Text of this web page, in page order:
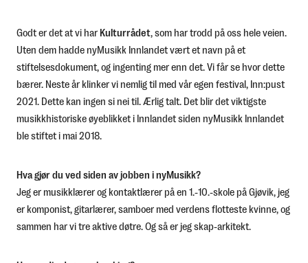
Godt er det at vi harKulturrådet, som har trodd på oss hele veien.
Uten dem hadde nyMusikk Innlandet vært et navn på et
stiftelsesdokument, og ingenting mer enn det. Vi får se hvor dette
bærer. Neste år klinker vi nemlig til med vår egen festival, Inn:pust
2021. Dette kan ingen si nei til. Ærlig talt. Det blir det viktigste
musikkhistoriske øyeblikket i Innlandet siden nyMusikk Innlandet
ble stiftet i mai 2018.
Hva gjør du ved siden av jobben i nyMusikk?
Jeg er musikklærer og kontaktlærer på en 1.-10.-skole på Gjøvik, jeg
er komponist, gitarlærer, samboer med verdens flotteste kvinne, og
sammen har vi tre aktive døtre. Og så er jeg skap-arkitekt.